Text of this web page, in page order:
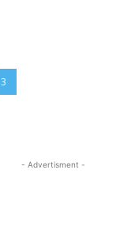
3
- Advertisment -